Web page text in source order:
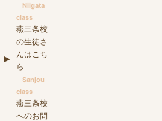
Niigata
class
燕三条校
の生徒さ
んはこち
ら
Sanjou
class
燕三条校
へのお問